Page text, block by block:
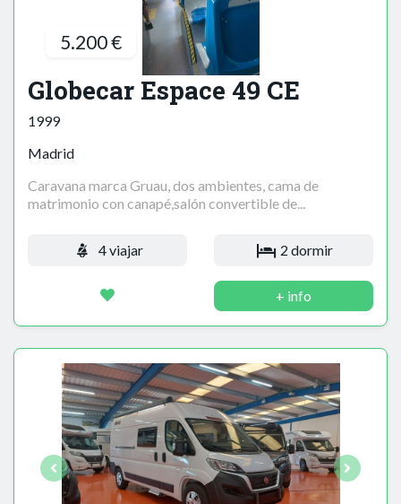
5.200 €
Globecar Espace 49 CE
1999
Madrid
Caravana marca Gruau, dos ambientes, cama de
matrimonio con canapé,salón convertible de...
4 viajar 2 dormir
+ info